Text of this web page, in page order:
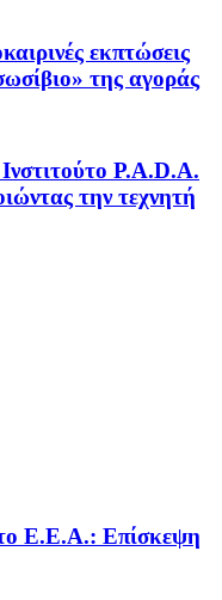
εκπτώσεις
της αγοράς
P.A.D.A.
την τεχνητή
Ε.Ε.Α.: Επίσκεψη